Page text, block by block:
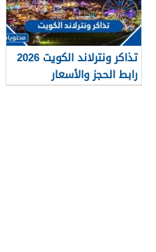
تذاكر ونترلاند الكويت 2026
رابط الحجز والأسعار